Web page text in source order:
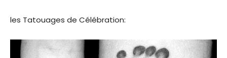
les Tatouages de Célébration: